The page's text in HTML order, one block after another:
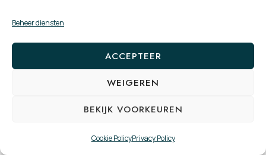
Beheer diensten
ACCEPTEER
WEIGEREN
BEKIJK VOORKEUREN
Cookie PolicyPrivacy Policy
+12% stijging
werkgever”
Moeilijk kwantificeerbaar, maar impact op
recruitment en reputatie
Totale ROI jaar 1